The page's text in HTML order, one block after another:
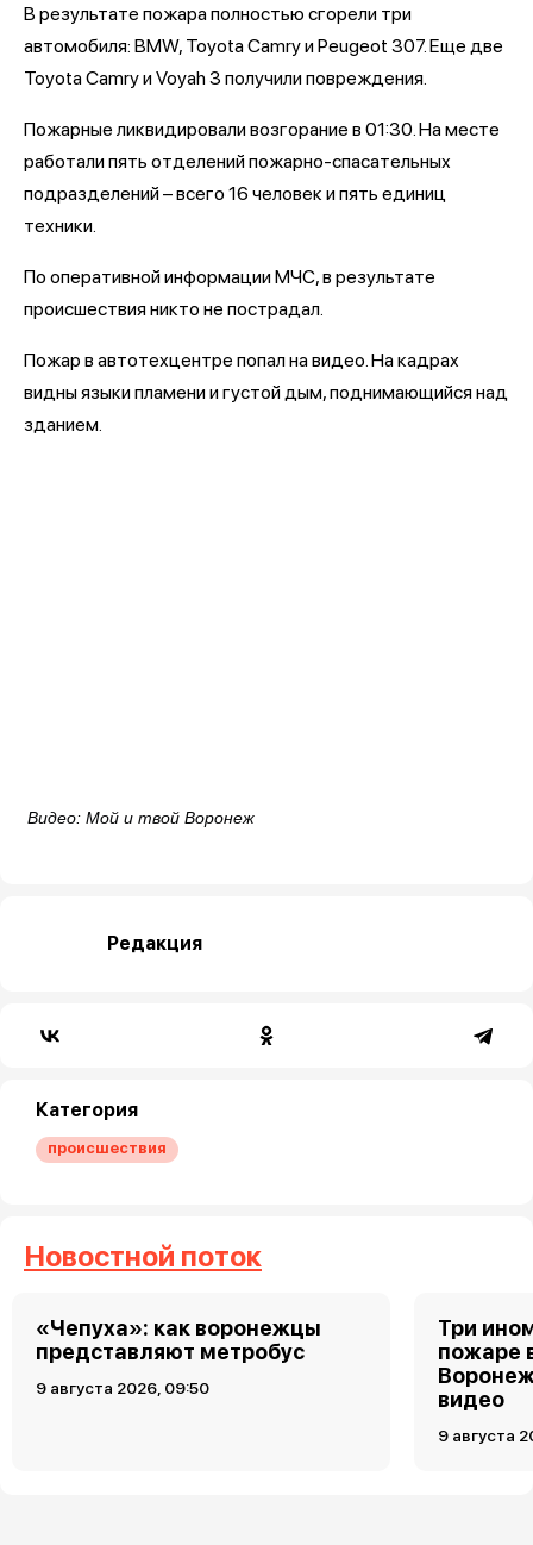
В результате пожара полностью сгорели три
автомобиля: BMW, Toyota Camry и Peugeot 307. Еще две
Toyota Camry и Voyah 3 получили повреждения.
Пожарные ликвидировали возгорание в 01:30. На месте
работали пять отделений пожарно-спасательных
подразделений – всего 16 человек и пять единиц
техники.
По оперативной информации МЧС, в результате
происшествия никто не пострадал.
Пожар в автотехцентре попал на видео. На кадрах
видны языки пламени и густой дым, поднимающийся над
зданием.
Видео: Мой и твой Воронеж
Редакция
Категория
происшествия
Новостной поток
«Чепуха»: как воронежцы
представляют метробус
9 августа 2026, 09:50
Три
пожаре
видео
9 августа